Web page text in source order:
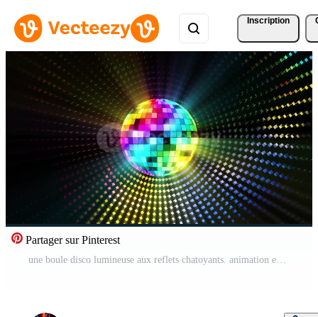
Inscription
Partager sur Pinterest
une boule disco lumineuse aux reflets chatoyants. animation en boucle infinie. Vidéo Pro